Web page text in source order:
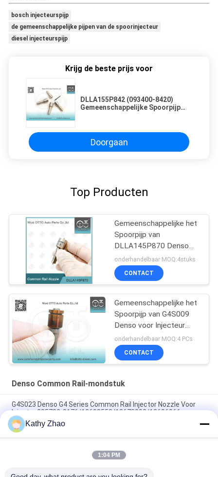
bosch injecteurspijp
de gemeenschappelijke pijpen van de spoorinjecteur
diesel injecteurspijp
Krijg de beste prijs voor
DLLA155P842 (093400-8420)
Gemeenschappelijke Spoorpijp
Doorgaan
Top Producten
Gemeenschappelijke het
Spoorpijp van
DLLA145P870 Denso
voor Injecteur 095000-
560# 1465A041
onderhandelbaar MOQ:4stuks
CONTACT
Gemeenschappelijke het
Spoorpijp van G4S009
Denso voor Injecteur
23670-0E010/09420
onderhandelbaar MOQ:4 PCs
CONTACT
Denso Common Rail-mondstuk
G4S023 Denso G4 Series Common Rail Injector Nozzle Voor
Injector 295700-0176/12698552/12678992/12696966
Common Rail Diesel Brandstof Injector G4S025 Mondstuk
Voor Denso Injector
G4S018 Brandstofinspuitmondstuk voor John Deere 4045
Kathy Zhao
1:04 PM